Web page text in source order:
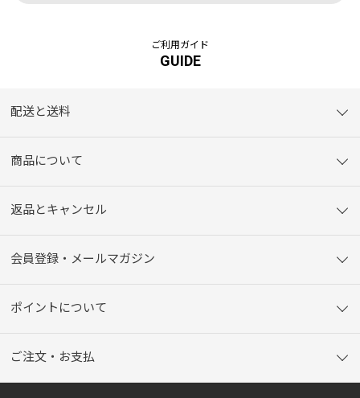
ご利用ガイド
GUIDE
配送と送料
商品について
返品とキャンセル
会員登録・メールマガジン
ポイントについて
ご注文・お支払